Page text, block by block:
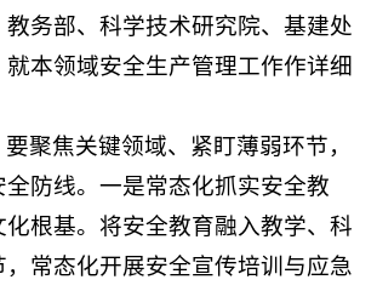
务部、科学技术研究院、基建处
本领域安全生产管理工作作详细
聚焦关键领域、紧盯薄弱环节，
防线。一是常态化抓实安全教
根基。将安全教育融入教学、科
常态化开展安全宣传培训与应急